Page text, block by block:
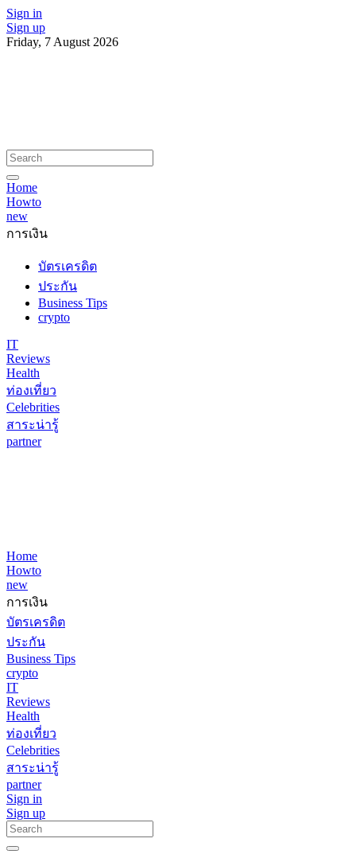
Sign in
Sign up
Friday, 7 August 2026
Home
Howto
new
การเงิน
บัตรเครดิต
ประกัน
Business Tips
crypto
IT
Reviews
Health
ท่องเที่ยว
Celebrities
สาระน่ารู้
partner
Home
Howto
new
การเงิน
บัตรเครดิต
ประกัน
Business Tips
crypto
IT
Reviews
Health
ท่องเที่ยว
Celebrities
สาระน่ารู้
partner
Sign in
Sign up